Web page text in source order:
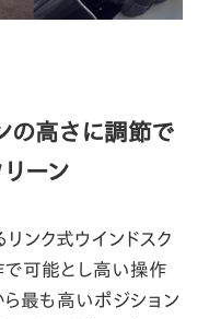
の高さに調節で
ーン
ンク式ウインドスク
で可能とし高い操作
最も高いポジション